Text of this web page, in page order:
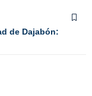
de Dajabón: